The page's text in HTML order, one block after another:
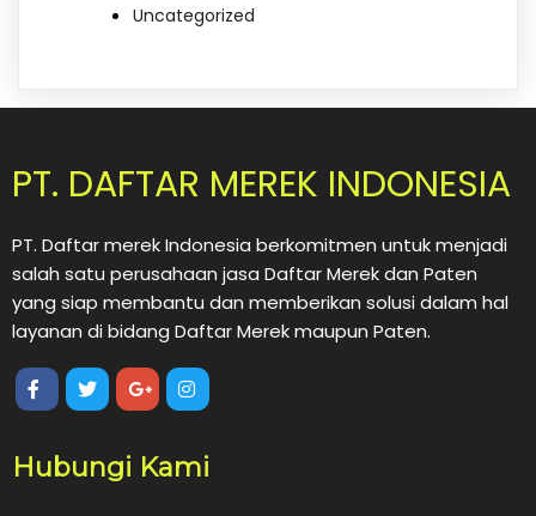
Uncategorized
PT. DAFTAR MEREK INDONESIA
PT. Daftar merek Indonesia berkomitmen untuk menjadi
salah satu perusahaan jasa Daftar Merek dan Paten
yang siap membantu dan memberikan solusi dalam hal
layanan di bidang Daftar Merek maupun Paten.
Hubungi Kami